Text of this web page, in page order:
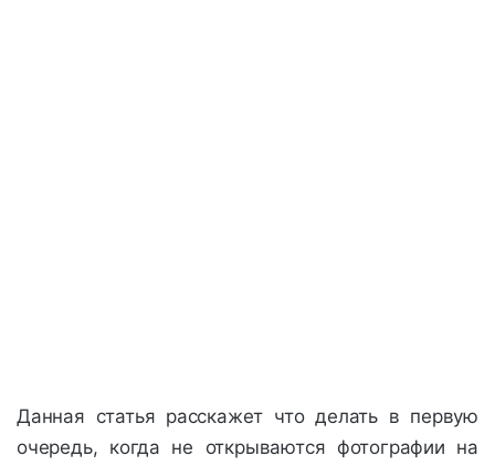
Данная статья расскажет что делать в первую
очередь, когда не открываются фотографии на